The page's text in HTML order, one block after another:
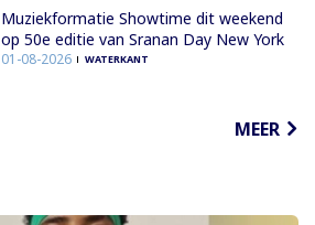
Muziekformatie Showtime dit weekend
op 50e editie van Sranan Day New York
01-08-2026 WATERKANT
MEER